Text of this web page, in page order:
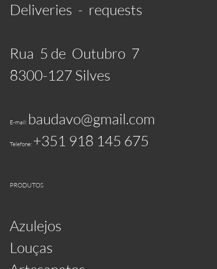
Deliveries - requests
Rua 5 de Outubro 7
8300-127 Silves
E-mail: baudavo@gmail.com
Telefone: +351 918 145 675
PRODUTOS
Azulejos
Louças